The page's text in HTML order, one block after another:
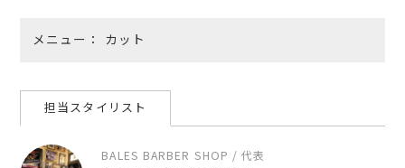
メニュー カット
担当スタイリスト
BALES BARBER SHOP / 代表